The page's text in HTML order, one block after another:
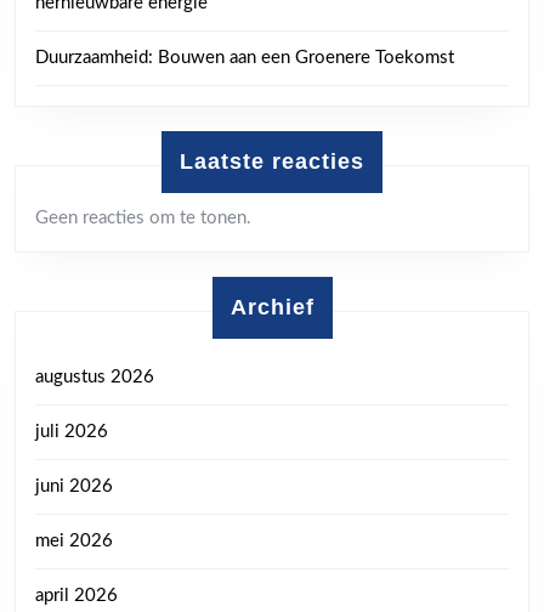
Duurzaamheid: Bouwen aan een Groenere Toekomst
Laatste reacties
Geen reacties om te tonen.
Archief
augustus 2026
juli 2026
juni 2026
mei 2026
april 2026